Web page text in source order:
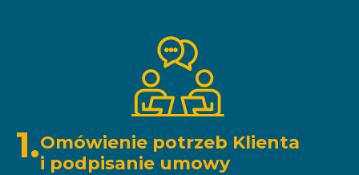
1.Omówienie potrzeb Klienta
i podpisanie umowy